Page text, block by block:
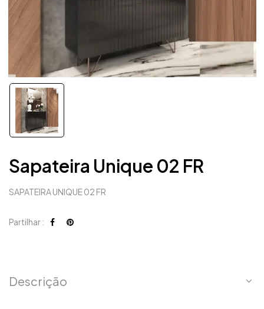
Sapateira Unique 02 FR
SAPATEIRA UNIQUE 02 FR
Partilhar :
Descrição